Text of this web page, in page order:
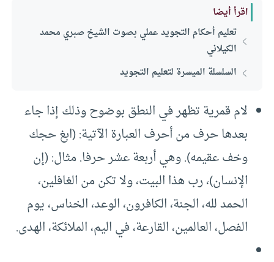
اقرأ أيضا
تعليم أحكام التجويد عملي بصوت الشيخ صبري محمد
الكيلاني
السلسلة الميسرة لتعليم التجويد
لام قمرية تظهر في النطق بوضوح وذلك إذا جاء
بعدها حرف من أحرف العبارة الآتية: (ابغ حجك
وخف عقيمه). وهي أربعة عشر حرفا. مثال: (إن
الإنسان)، رب هذا البيت، ولا تكن من الغافلين،
الحمد لله، الجنة، الكافرون، الوعد، الخناس، يوم
الفصل، العالمين، القارعة، في اليم، الملائكة، الهدى.